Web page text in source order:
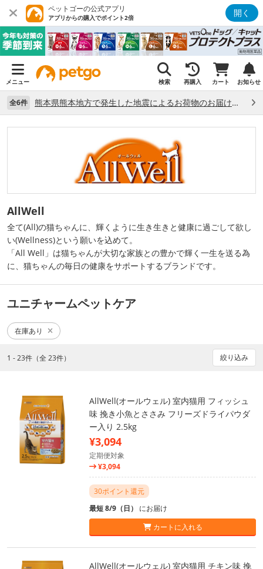
ペットゴーの公式アプリ
アプリからの購入でポイント2倍 開く
メニュー 検索 再購入 カート お知らせ
全6件 熊本県熊本地方で発生した地震によるお荷物のお届け状況について （7/28）
AllWell
全て(All)の猫ちゃんに、輝くように生き生きと健康に過ごして欲し
い(Wellness)という願いを込めて。
「All Well」は猫ちゃんが大切な家族との豊かで輝く一生を送る為
に、猫ちゃんの毎日の健康をサポートするブランドです。
ユニチャームペットケア
在庫あり
1 - 23件（全 23件） 絞り込み
AllWell(オールウェル) 室内猫用 フィッシュ
味 挽き小魚とささみ フリーズドライパウダ
ー入り 2.5kg
¥3,094
定期便対象
¥3,094
30ポイント還元
最短 8/9（日） にお届け
カートに入れる
AllWell(オールウェル) 室内猫用 チキン味 挽